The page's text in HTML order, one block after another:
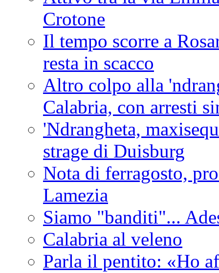
Crotone
Il tempo scorre a
resta in scacco
Altro colpo alla
Calabria, con arresti
'Ndrangheta,
strage di Duisburg
Nota di ferragosto,
Lamezia
Siamo "banditi"...
Calabria al veleno
Parla il pentito: «Ho